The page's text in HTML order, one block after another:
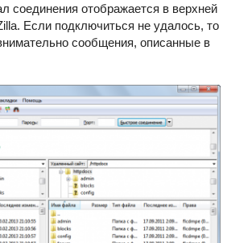
соединения отображается в верхней
Если подключиться не удалось, то
сообщения, описанные в